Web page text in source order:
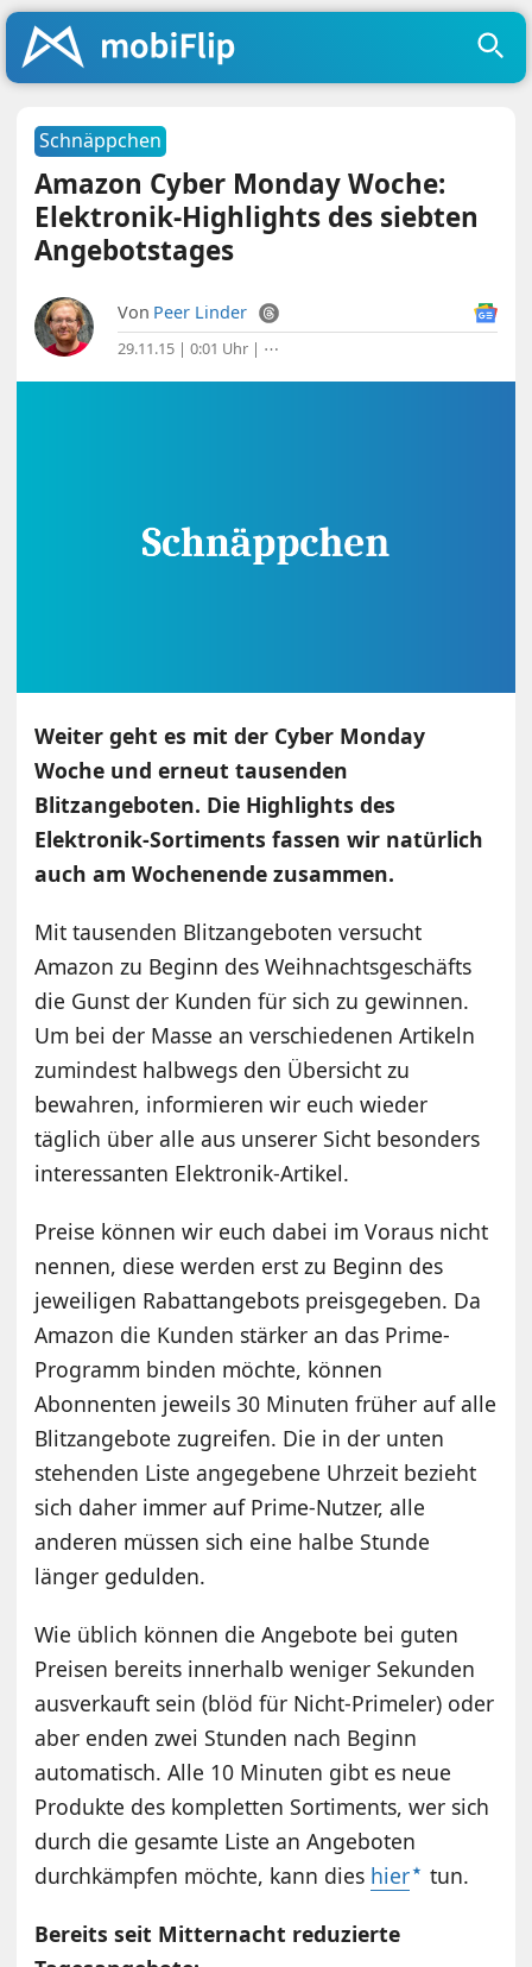
Schnäppchen
Amazon Cyber Monday Woche:
Elektronik-Highlights des siebten
Angebotstages
Von Peer Linder
29.11.15 | 0:01 Uhr | ⋯
Weiter geht es mit der Cyber Monday
Woche und erneut tausenden
Blitzangeboten. Die Highlights des
Elektronik-Sortiments fassen wir natürlich
auch am Wochenende zusammen.
Mit tausenden Blitzangeboten versucht
Amazon zu Beginn des Weihnachtsgeschäfts
die Gunst der Kunden für sich zu gewinnen.
Um bei der Masse an verschiedenen Artikeln
zumindest halbwegs den Übersicht zu
bewahren, informieren wir euch wieder
täglich über alle aus unserer Sicht besonders
interessanten Elektronik-Artikel.
Preise können wir euch dabei im Voraus nicht
nennen, diese werden erst zu Beginn des
jeweiligen Rabattangebots preisgegeben. Da
Amazon die Kunden stärker an das Prime-
Programm binden möchte, können
Abonnenten jeweils 30 Minuten früher auf alle
Blitzangebote zugreifen. Die in der unten
stehenden Liste angegebene Uhrzeit bezieht
sich daher immer auf Prime-Nutzer, alle
anderen müssen sich eine halbe Stunde
länger gedulden.
Wie üblich können die Angebote bei guten
Preisen bereits innerhalb weniger Sekunden
ausverkauft sein (blöd für Nicht-Primeler) oder
aber enden zwei Stunden nach Beginn
automatisch. Alle 10 Minuten gibt es neue
Produkte des kompletten Sortiments, wer sich
durch die gesamte Liste an Angeboten
durchkämpfen möchte, kann dies hier tun.
Bereits seit Mitternacht reduzierte